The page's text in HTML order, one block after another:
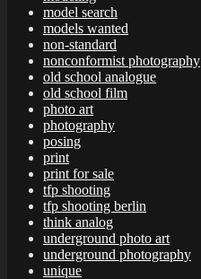
model search
models wanted
non-standard
nonconformist photography
old school analogue
old school film
photo art
photography
posing
print
print for sale
tfp shooting
tfp shooting berlin
think analog
underground photo art
underground photography
unique